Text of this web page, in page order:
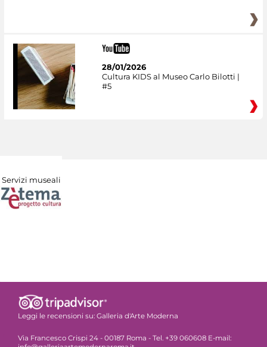
28/01/2026
Cultura KIDS al Museo Carlo Bilotti |
#5
Servizi museali
Leggi le recensioni su: Galleria d'Arte Moderna
Via Francesco Crispi 24 - 00187 Roma - Tel. +39 060608 E-mail: